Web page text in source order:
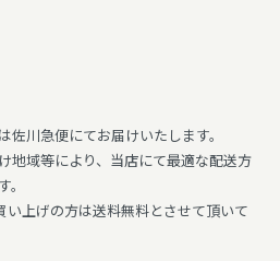
佐川急便にてお届けいたします。
地域等により、当店にて最適な配送方
。
上げの方は送料無料とさせて頂いて